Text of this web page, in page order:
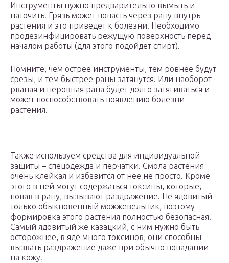
Инструменты нужно предварительно вымыть и
наточить. Грязь может попасть через рану внутрь
растения и это приведет к болезни. Необходимо
продезинфицировать режущую поверхность перед
началом работы (для этого подойдет спирт).
Помните, чем острее инструменты, тем ровнее будут
срезы, и тем быстрее раны затянутся. Или наоборот –
рваная и неровная рана будет долго затягиваться и
может поспособствовать появлению болезни
растения.
Также используем средства для индивидуальной
защиты – спецодежда и перчатки. Смола растения
очень клейкая и избавится от нее не просто. Кроме
этого в ней могут содержаться токсины, которые,
попав в рану, вызывают раздражение. Не ядовитый
только обыкновенный можжевельник, поэтому
формировка этого растения полностью безопасная.
Самый ядовитый же казацкий, с ним нужно быть
осторожнее, в яде много токсинов, они способны
вызвать раздражение даже при обычно попадании
на кожу.